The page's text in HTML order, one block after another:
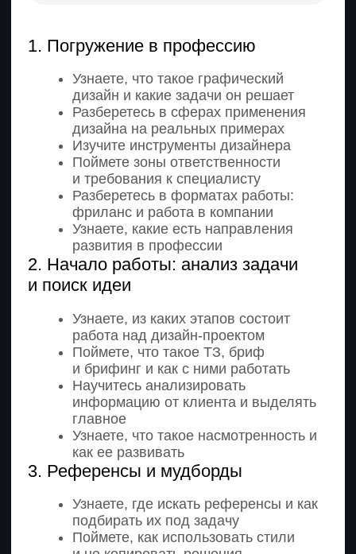
3. Создание контента
для соцсетей
Узнаете принципы и форматы
дизайна в оформлении соцсетей
Сможете анализировать
информацию от клиента
Научитесь подбирать изображения,
шрифты и цветовую палитру
Изучите интерфейс второй
по популярности программы
Настроите сетки и выравнивание
Поработаете с растровым
изображением и основными
форматами
Изучите панели инструментов
и горячие клавиши
Настроите цветовой профиль
и научитесь переключать RGB
и CMYK
Научитесь работать с фигурами,
слоями и масками
2. Adobe Photoshop: основные
инструменты дизайнера
Изучите смарт-объекты и
текстовые фреймы
Научитесь растрировать текст
Узнаете возможности Photoshop:
трассировки: волшебная палочка,
лассо, выделение
Научитесь обрезать объекты
Изучите инструменты
трансформации объектов:
перспектива, distort, warp